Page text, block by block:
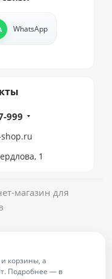
WhatsApp
999
1
магазин для
корзины, а
Подробнее — в